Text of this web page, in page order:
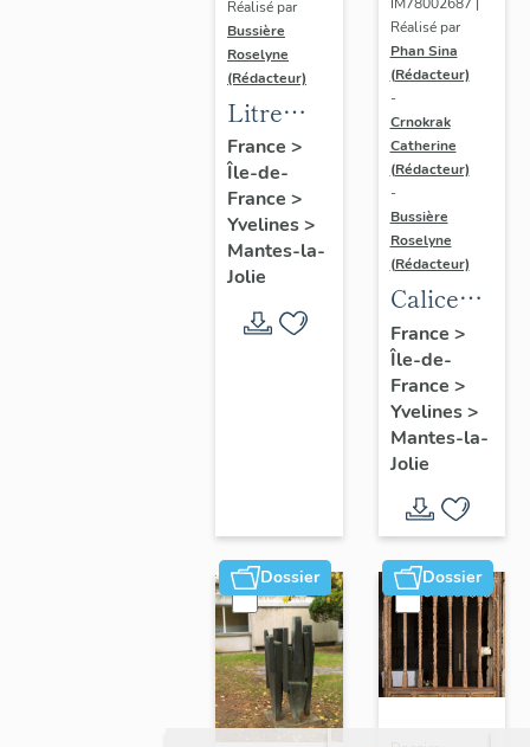
Réalisé par
Bussière
Roselyne
(Rédacteur)
Litre
funéraire
du
prince
de Conti
France >
Île-de-
France >
Yvelines>
Mantes-la-
Jolie
Réalisé par
Phan Sina
(Rédacteur)
-
Crnokrak
Catherine
(Rédacteur)
-
Bussière
Roselyne
(Rédacteur)
Calice
n°2 et sa
patène
France >
Île-de-
France >
Yvelines>
Mantes-la-
Jolie
Dossier Dossier